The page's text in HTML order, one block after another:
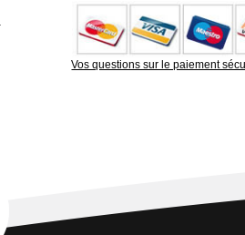
Vos questions sur le paiement